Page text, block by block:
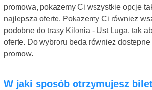
promowa, pokazemy Ci wszystkie opcje
najlepsza oferte. Pokazemy Ci równiez
podobne do trasy Kilonia - Ust Luga, tak
oferte. Do wybroru beda równiez
promow.
W jaki sposób otrzymujesz bilet i jak zmienic